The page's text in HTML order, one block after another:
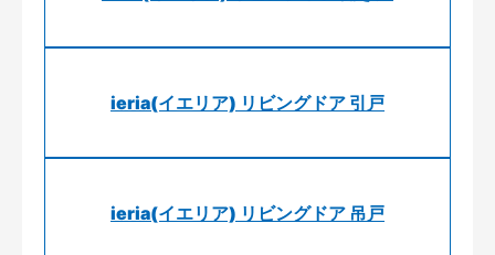
ieria(イエリア) リビングドア 引戸
ieria(イエリア) リビングドア 吊戸